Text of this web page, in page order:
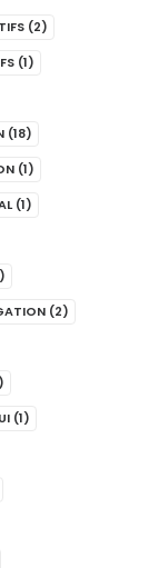
(2)
(1)
(18)
(1)
(1)
(2)
(1)